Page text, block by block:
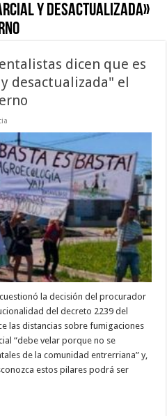
y desactualizada»
dicen que es
desactualizada" el
la decisión del procurador
del decreto 2239 del
las distancias sobre fumigaciones
“debe velar porque no se
de la comunidad entrerriana” y,
estos pilares podrá ser